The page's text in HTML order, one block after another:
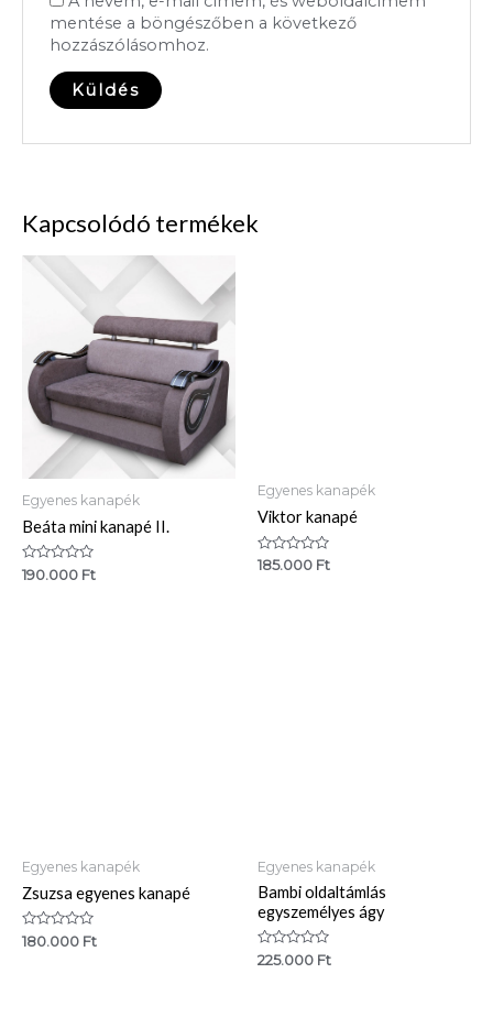
mentése a böngészőben a következő
hozzászólásomhoz.
Kapcsolódó termékek
Egyenes kanapék
Beáta mini kanapé II.
Értékelés:
0
190.000 Ft
Egyenes kanapék
Viktor kanapé
Értékelés:
185.000 Ft
Egyenes kanapék
Zsuzsa egyenes kanapé
Értékelés:
0
180.000 Ft
Egyenes kanapék
Bambi oldaltámlás
egyszemélyes ágy
Értékelés:
0
225.000 Ft